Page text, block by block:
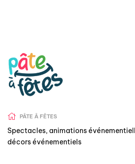
PÂTE Â FÊTES
Spectacles, animations
décors événementiels